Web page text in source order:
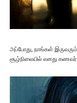
அப்போது, நாங்கள்
சூழ்நிலையில் எனது கணவர்